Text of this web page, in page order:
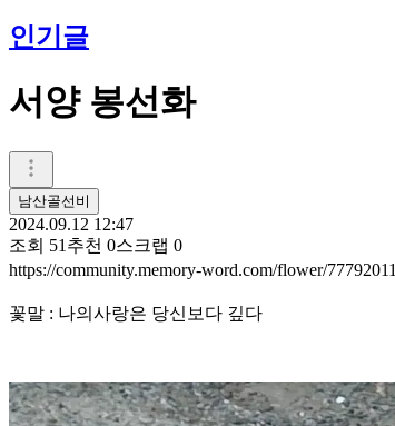
인기글
서양 봉선화
남산골선비
2024.09.12 12:47
조회 51 추천 0스크랩 0
https://community.memory-word.com/flower/77792011
꽃말 : 나의사랑은 당신보다 깊다